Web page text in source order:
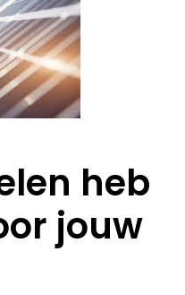
heb
jouw